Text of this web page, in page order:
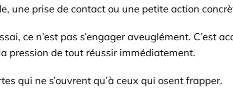
une prise de contact ou une petite action
ce n’est pas s’engager aveuglément. C’est
pression de tout réussir immédiatement.
qui ne s’ouvrent qu’à ceux qui osent frapper.